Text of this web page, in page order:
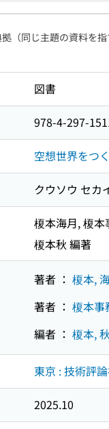
（同じ主題の資料を
図書
978-4-297-
空想世界をつ
クウソウ セカ
榎本海月, 榎本
榎本秋 編著
著者 ： 榎本,
著者 ： 榎本事
編者 ： 榎本,
東京 : 技術評
2025.10